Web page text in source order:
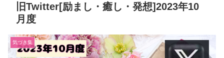
旧Twitter[励まし・癒し・発想]2023年10
月度
気づき集